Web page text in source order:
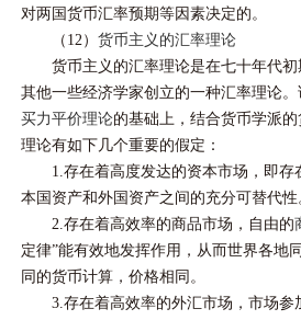
对两国货币汇率预期等因素决定的。
（12）货币主义的汇率理论
货币主义的汇率理论是在七十年代初
其他一些经济学家创立的一种汇率理论
买力平价理论的基础上，结合货币学派
理论有如下几个重要的假定：
1.存在着高度发达的资本市场，即存
本国资产和外国资产之间的充分可替代性
2.存在着高效率的商品市场，自由的
定律”能有效地发挥作用，从而世界各地
同的货币计算，价格相同。
3.存在着高效率的外汇市场，市场参